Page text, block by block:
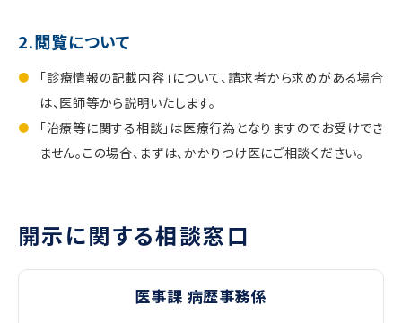
2.閲覧について
「診療情報の記載内容」について、請求者から求めがある場合
は、医師等から説明いたします。
「治療等に関する相談」は医療行為となりますのでお受けでき
ません。この場合、まずは、かかりつけ医にご相談ください。
開示に関する相談窓口
医事課 病歴事務係